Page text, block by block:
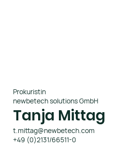
Prokuristin
newbetech solutions GmbH
Tanja Mittag
t.mittag@newbetech.com
+49 (0)2131/66511-0